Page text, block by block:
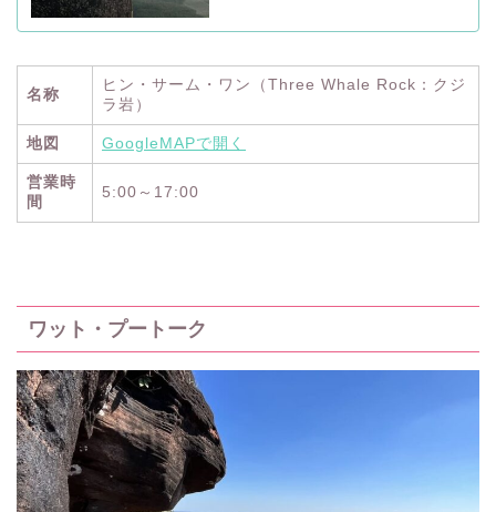
名称
ヒン・サーム・ワン（Three Whale Rock：クジ
ラ岩）
地図 GoogleMAPで開く
営業時
間
5:00～17:00
ワット・プートーク